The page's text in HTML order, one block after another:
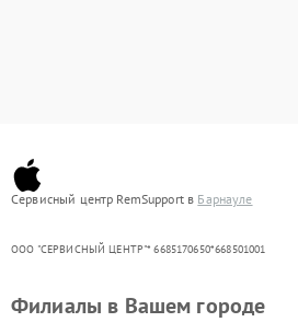
Сервисный центр RemSupport в Барнауле
ООО "СЕРВИСНЫЙ ЦЕНТР"* 6685170650*668501001
Филиалы в Вашем городе